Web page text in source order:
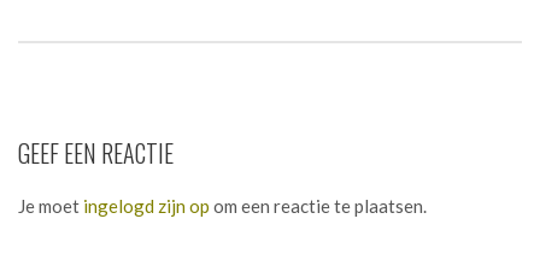
GEEF EEN REACTIE
Je moet ingelogd zijn op om een reactie te plaatsen.